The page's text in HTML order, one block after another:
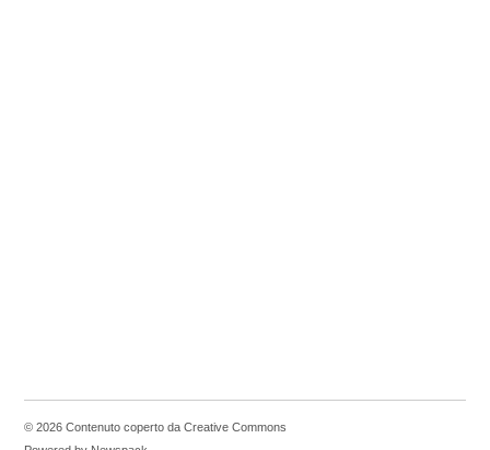
© 2026 Contenuto coperto da Creative Commons